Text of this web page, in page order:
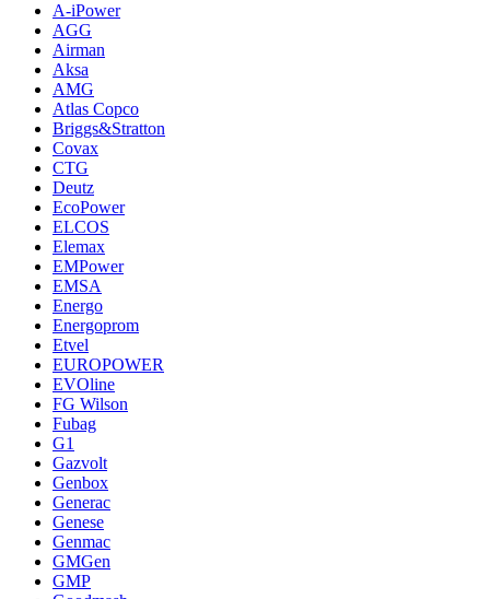
A-iPower
AGG
Airman
Aksa
AMG
Atlas Copco
Briggs&Stratton
Covax
CTG
Deutz
EcoPower
ELCOS
Elemax
EMPower
EMSA
Energo
Energoprom
Etvel
EUROPOWER
EVOline
FG Wilson
Fubag
G1
Gazvolt
Genbox
Generac
Genese
Genmac
GMGen
GMP